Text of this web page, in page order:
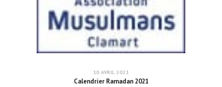
10 AVRIL 2021
Calendrier Ramadan 2021